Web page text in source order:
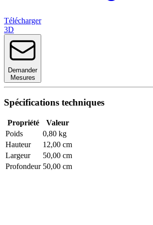
Télécharger
3D
Demander
Mesures
Spécifications techniques
Propriété
Valeur
Poids
0,80 kg
Hauteur
12,00 cm
Largeur
50,00 cm
Profondeur 50,00 cm